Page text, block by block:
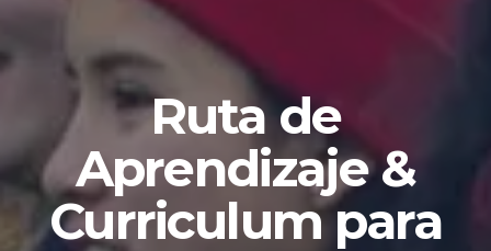
Ruta de
Aprendizaje &
Curriculum para